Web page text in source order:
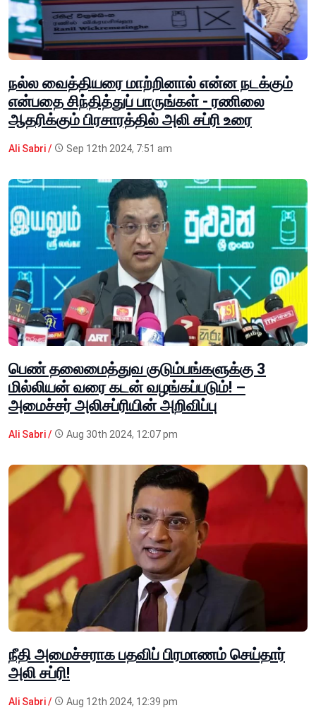
நல்ல வைத்தியரை மாற்றினால் என்ன நடக்கும்
என்பதை சிந்தித்துப் பாருங்கள் - ரணிலை
ஆதரிக்கும் பிரசாரத்தில் அலி சப்ரி உரை
Ali Sabri / Sep 12th 2024, 7:51 am
பெண் தலைமைத்துவ குடும்பங்களுக்கு 3
மில்லியன் வரை கடன் வழங்கப்படும்! –
அமைச்சர் அலிசப்ரியின் அறிவிப்பு
Ali Sabri / Aug 30th 2024, 12:07 pm
நீதி அமைச்சராக பதவிப் பிரமாணம் செய்தார்
அலி சப்ரி!
Ali Sabri / Aug 12th 2024, 12:39 pm